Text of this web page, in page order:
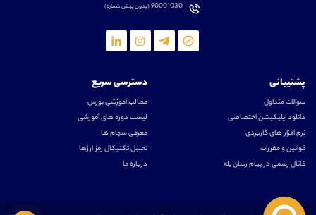
90001030(بدون پیش شماره)
پشتیبانی
سوالات متداول
دانلود اپلیکیشن اختصاصی
نرم افزار های کاربردی
قوانین و مقررات
کانال رسمی در پیام رسان بله
دسترسی سریع
مطالب آموزشی بورس
لیست دوره های آموزشی
معرفی سهام ها
تحلیل تکنیکال رمز ارزها
درباره ما